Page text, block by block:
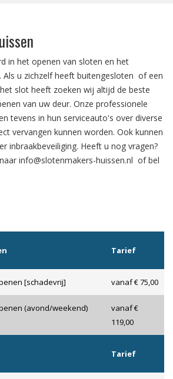
in het openen van sloten en het
Als u zichzelf heeft buitengesloten of een
slot heeft zoeken wij altijd de beste
van uw deur. Onze professionele
tevens in hun serviceauto's over diverse
vervangen kunnen worden. Ook kunnen
inbraakbeveiliging. Heeft u nog vragen?
info@slotenmakers-huissen.nl of bel
Tarief
[schadevrij] vanaf € 75,00
(avond/weekend)
vanaf €
119,00
Tarief